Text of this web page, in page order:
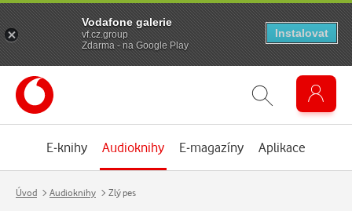
E-knihy Audioknihy E-magazíny Aplikace
Úvod Audioknihy Zlý pes
Vodafone galerie
vf.cz.group
Zdarma - na Google Play
Instalovat